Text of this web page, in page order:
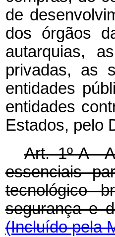
de
dos órgãos
autarquias,
privadas, as
entidades
entidades
Estados, pelo
Art. 1º-A
essenciais
tecnológico
segurança
(Incluído pela